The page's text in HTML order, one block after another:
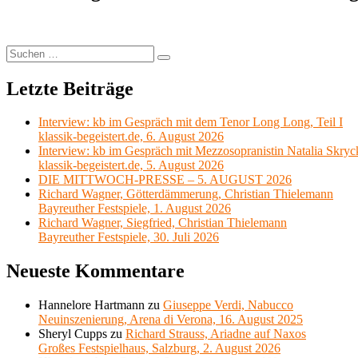
Suchen
nach:
Suchen
Letzte Beiträge
Interview: kb im Gespräch mit dem Tenor Long Long, Teil I
klassik-begeistert.de, 6. August 2026
Interview: kb im Gespräch mit Mezzosopranistin Natalia
klassik-begeistert.de, 5. August 2026
DIE MITTWOCH-PRESSE – 5. AUGUST 2026
Richard Wagner, Götterdämmerung, Christian Thielemann
Bayreuther Festspiele, 1. August 2026
Richard Wagner, Siegfried, Christian Thielemann
Bayreuther Festspiele, 30. Juli 2026
Neueste Kommentare
Hannelore Hartmann zu Giuseppe Verdi, Nabucco
Neuinszenierung, Arena di Verona, 16. August 2025
Sheryl Cupps zu Richard Strauss, Ariadne auf Naxos
Großes Festspielhaus, Salzburg, 2. August 2026